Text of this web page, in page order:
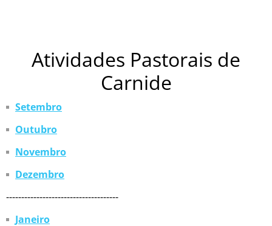
Atividades Pastorais de
Carnide
Setembro
Outubro
Novembro
Dezembro
-------------------------------------
Janeiro